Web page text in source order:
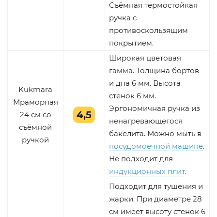
Съёмная термостойкая
ручка с
противоскользящим
покрытием.
Kukmara
Мраморная
24 см со
съёмной
ручкой
4,5
Широкая цветовая
гамма. Толщина бортов
и дна 6 мм. Высота
стенок 6 мм.
Эргономичная ручка из
ненагревающегося
бакелита. Можно мыть в
посудомоечной машине.
Не подходит для
индукционных плит.
Подходит для тушения и
жарки. При диаметре 28
см имеет высоту стенок 6